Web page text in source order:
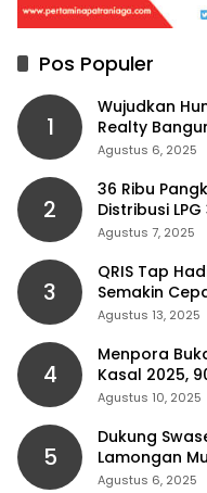
Pos Populer
1
Wujudkan
Realty
Agustus 6, 2025
2
36 Ribu
Distribusi
Agustus 7, 2025
3
QRIS Tap
Semakin
NFC
Agustus 13, 2025
4
Menpora
Kasal 2025,
Agustus 10, 2025
5
Dukung
Lamongan
Agustus 6, 2025